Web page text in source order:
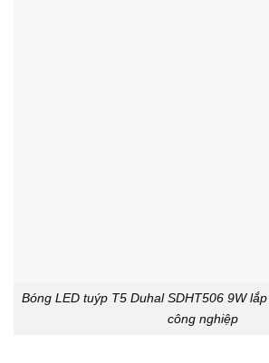
Bóng LED tuýp T5 Duhal SDHT506 9W
công nghiệp